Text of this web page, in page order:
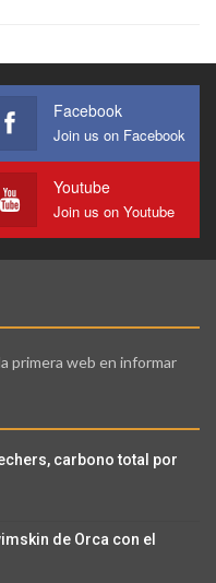
Facebook
Join us on Facebook
Youtube
Join us on Youtube
primera web en informar
carbono total por
de Orca con el